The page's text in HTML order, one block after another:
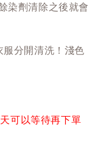
染劑清除之後就會
分開清洗！淺色
可以等待再下單